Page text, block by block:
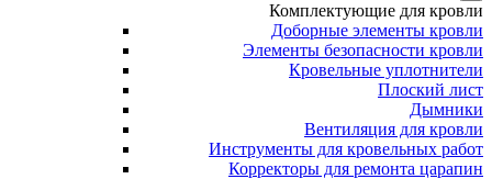
Комплектующие для кровли
Доборные элементы кровли
Элементы безопасности кровли
Кровельные уплотнители
Плоский лист
Дымники
Вентиляция для кровли
Инструменты для кровельных работ
Корректоры для ремонта царапин